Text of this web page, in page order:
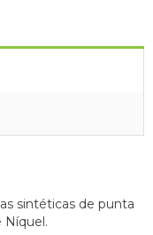
sintéticas de punta
Níquel.